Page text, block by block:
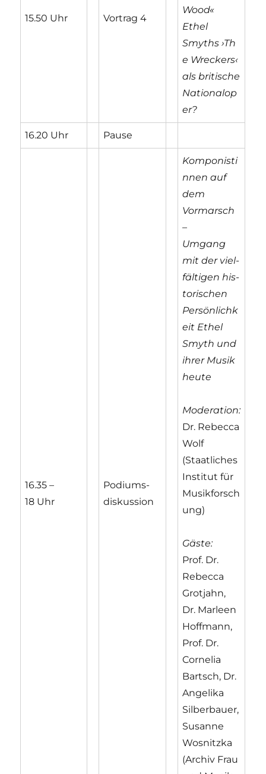
15.50 Uhr Vortrag 4
Wood«
Ethel
Smyths ›Th
e Wreckers‹
als britische
Nationalop
er?
16.20 Uhr Pause
16.35 –
18 Uhr
Podiums­
diskussion
Komponisti
nnen auf
dem
Vormarsch
–
Umgang
mit der viel­
fäl­tigen his­
tori­schen
Persönlichk
eit Ethel
Smyth und
ihrer Musik
heute
Moderation:
Dr. Rebecca
Wolf
(Staatliches
Institut für
Musikforsch
ung)
Gäste:
Prof. Dr.
Rebecca
Grotjahn,
Dr. Marleen
Hoffmann,
Prof. Dr.
Cornelia
Bartsch, Dr.
Angelika
Silberbauer,
Susanne
Wosnitzka
(Archiv Frau